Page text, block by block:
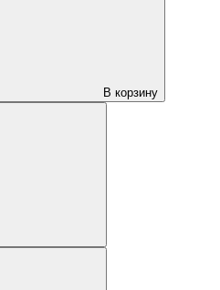
В корзину